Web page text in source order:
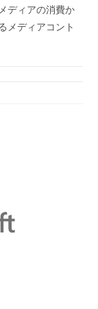
ディアの消費か
メディアコント